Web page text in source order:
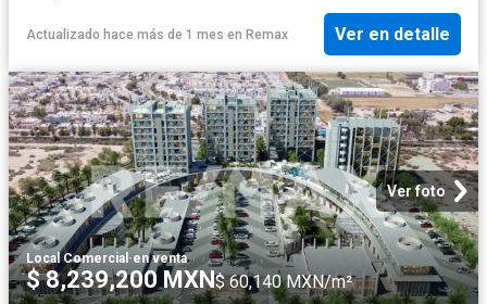
Actualizado hace más de 1 mes en Remax Ver en detalle
Ver foto
Local Comercial ·en venta
$ 8,239,200 MXN$ 60,140 MXN/m²